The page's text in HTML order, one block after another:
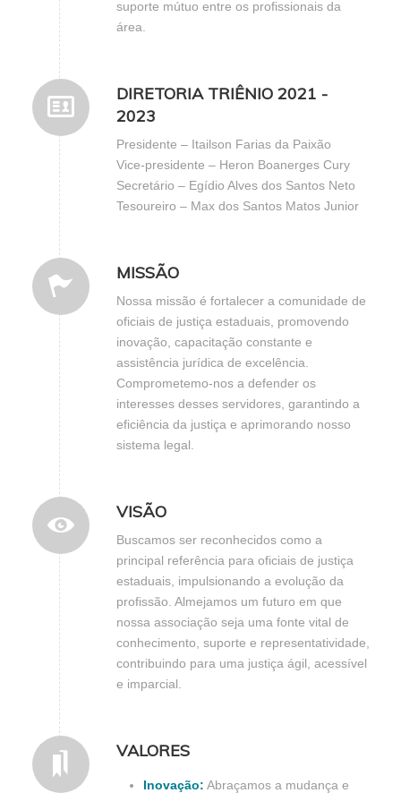
suporte mútuo entre os profissionais da
área.
DIRETORIA TRIÊNIO 2021 -
2023
Presidente – Itailson Farias da Paixão
Vice-presidente – Heron Boanerges Cury
Secretário – Egídio Alves dos Santos Neto
Tesoureiro – Max dos Santos Matos Junior
MISSÃO
Nossa missão é fortalecer a comunidade de
oficiais de justiça estaduais, promovendo
inovação, capacitação constante e
assistência jurídica de excelência.
Comprometemo-nos a defender os
interesses desses servidores, garantindo a
eficiência da justiça e aprimorando nosso
sistema legal.
VISÃO
Buscamos ser reconhecidos como a
principal referência para oficiais de justiça
estaduais, impulsionando a evolução da
profissão. Almejamos um futuro em que
nossa associação seja uma fonte vital de
conhecimento, suporte e representatividade,
contribuindo para uma justiça ágil, acessível
e imparcial.
VALORES
Inovação: Abraçamos a mudança e